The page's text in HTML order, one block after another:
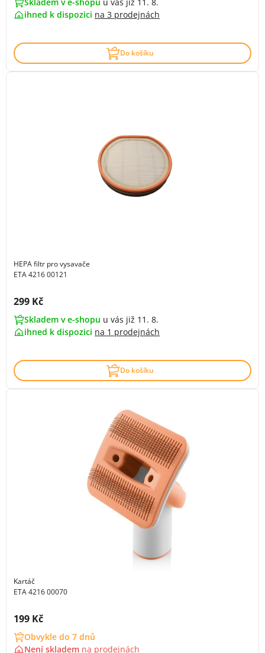
ihned k dispozici na 3 prodejnách
Do košíku
HEPA filtr pro vysavače
ETA 4216 00121
Cena s DPH:
299 Kč
Skladem v e-shopu u vás již 11. 8.
ihned k dispozici na 1 prodejnách
Do košíku
Kartáč
ETA 4216 00070
Cena s DPH:
199 Kč
Obvykle do 7 dnů
Není skladem na prodejnách